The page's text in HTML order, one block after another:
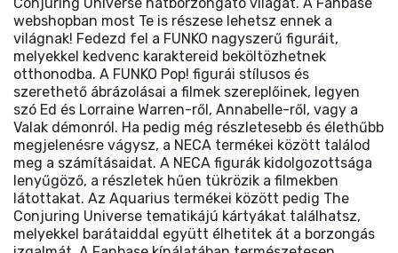
Conjuring Universe hátborzongató világát. A Fanbase
webshopban most Te is részese lehetsz ennek a
világnak! Fedezd fel a FUNKO nagyszerű figuráit,
melyekkel kedvenc karaktereid beköltözhetnek
otthonodba. A FUNKO Pop! figurái stílusos és
szerethető ábrázolásai a filmek szereplőinek, legyen
szó Ed és Lorraine Warren-ről, Annabelle-ről, vagy a
Valak démonról. Ha pedig még részletesebb és élethűbb
megjelenésre vágysz, a NECA termékei között találod
meg a számításaidat. A NECA figurák kidolgozottsága
lenyűgöző, a részletek hűen tükrözik a filmekben
látottakat. Az Aquarius termékei között pedig The
Conjuring Universe tematikájú kártyákat találhatsz,
melyekkel barátaiddal együtt élhetitek át a borzongás